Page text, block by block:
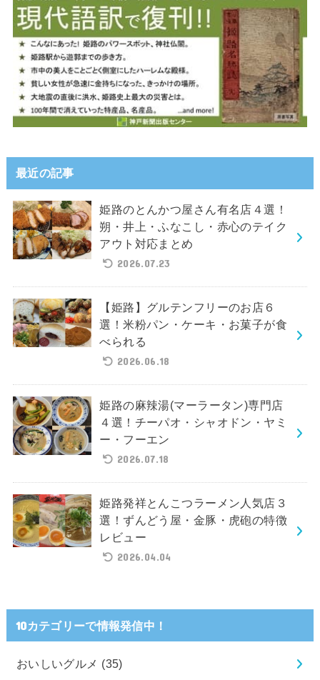
最近の記事
姫路のとんかつ屋さん有名店４選！
朔・井上・ふなこし・赤心のテイク
アウト対応まとめ
2026.07.23
【姫路】グルテンフリーのお店６
選！米粉パン・ケーキ・お菓子が食
べられる
2026.06.18
姫路の麻辣湯(マーラータン)専門店
４選！チーパオ・シャオドン・ヤミ
ー・フーエン
2026.07.18
姫路発祥とんこつラーメン人気店３
選！ずんどう屋・金豚・虎砲の特徴
レビュー
2026.04.04
10カテゴリーで情報発信中！
おいしいグルメ (35)